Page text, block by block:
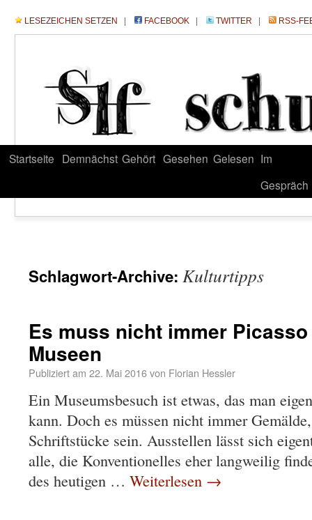
LESEZEICHEN SETZEN FACEBOOK TWITTER RSS-
Startseite Demnächst Gehört Gesehen Gelesen Im
Gespräch
Schlagwort-Archive: Kulturtipps
Es muss nicht immer
Museen
Publiziert am 22. Mai 2016von Florian Hessler
Ein Museumsbesuch ist etwas, das man
kann. Doch es müssen nicht immer
Schriftstücke sein. Ausstellen lässt sich
alle, die Konventionelles eher langweilig
des heutigen … Weiterlesen →